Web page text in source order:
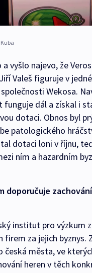
vyšlo najevo, že
Valeš figuruje v
Wekosa.
funguje dál a získal i
dotaci. Obnos byl
patologického
dotaci loni v říjnu,
ním a hazardním
doporučuje
institut pro výzkum
firem za jejich byznys.
česká města, ve
heren v těch